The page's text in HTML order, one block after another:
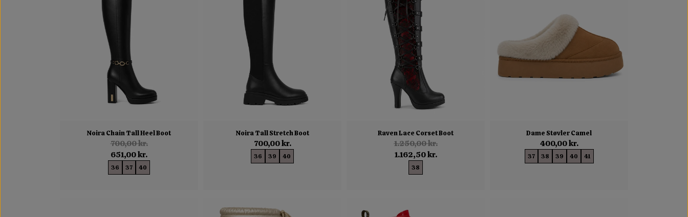
Noira Chain Tall Heel Boot
700,00 kr.
651,00 kr.
36 37 40
Noira Tall Stretch Boot
700,00 kr.
36 39 40
Raven Lace Corset Boot
1.250,00 kr.
1.162,50 kr.
38
Dame Støvler Camel
400,00 kr.
37 38 39 40 41